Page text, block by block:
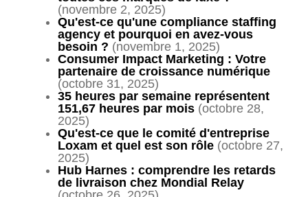
(novembre 2, 2025)
Qu'est-ce qu'une compliance staffing
agency et pourquoi en avez-vous
besoin ? (novembre 1, 2025)
Consumer Impact Marketing : Votre
partenaire de croissance numérique
(octobre 31, 2025)
35 heures par semaine représentent
151,67 heures par mois (octobre 28,
2025)
Qu'est-ce que le comité d'entreprise
Loxam et quel est son rôle (octobre 27,
2025)
Hub Harnes : comprendre les retards
de livraison chez Mondial Relay